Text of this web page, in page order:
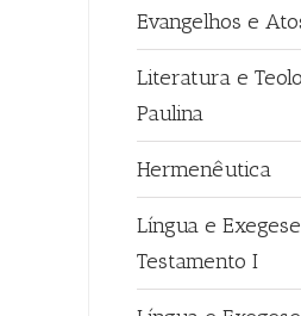
Evangelhos e
Literatura e
Paulina
Hermenêutica
Língua e
Testamento I